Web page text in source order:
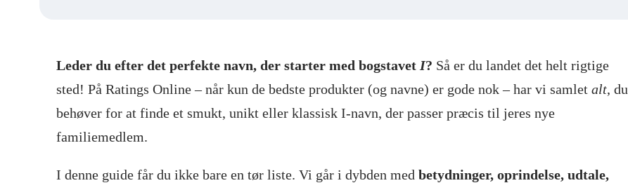
Leder du efter det perfekte navn, der starter med bogstavet I? Så er du landet det helt rigtige
sted! På Ratings Online – når kun de bedste produkter (og navne) er gode nok – har vi samlet alt, du
behøver for at finde et smukt, unikt eller klassisk I-navn, der passer præcis til jeres nye
familiemedlem.
I denne guide får du ikke bare en tør liste. Vi går i dybden med betydninger, oprindelse, udtale,